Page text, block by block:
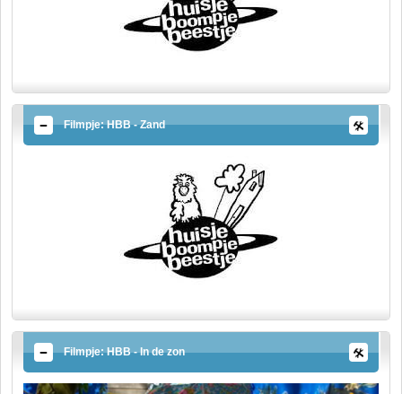
Filmpje: HBB - Zand
Filmpje: HBB - In de zon